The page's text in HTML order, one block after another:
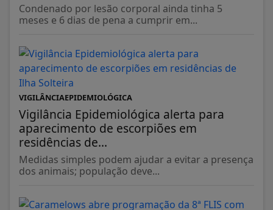
Condenado por lesão corporal ainda tinha 5
meses e 6 dias de pena a cumprir em...
VIGILÂNCIAEPIDEMIOLÓGICA
Vigilância Epidemiológica alerta para
aparecimento de escorpiões em
residências de...
Medidas simples podem ajudar a evitar a presença
dos animais; população deve...